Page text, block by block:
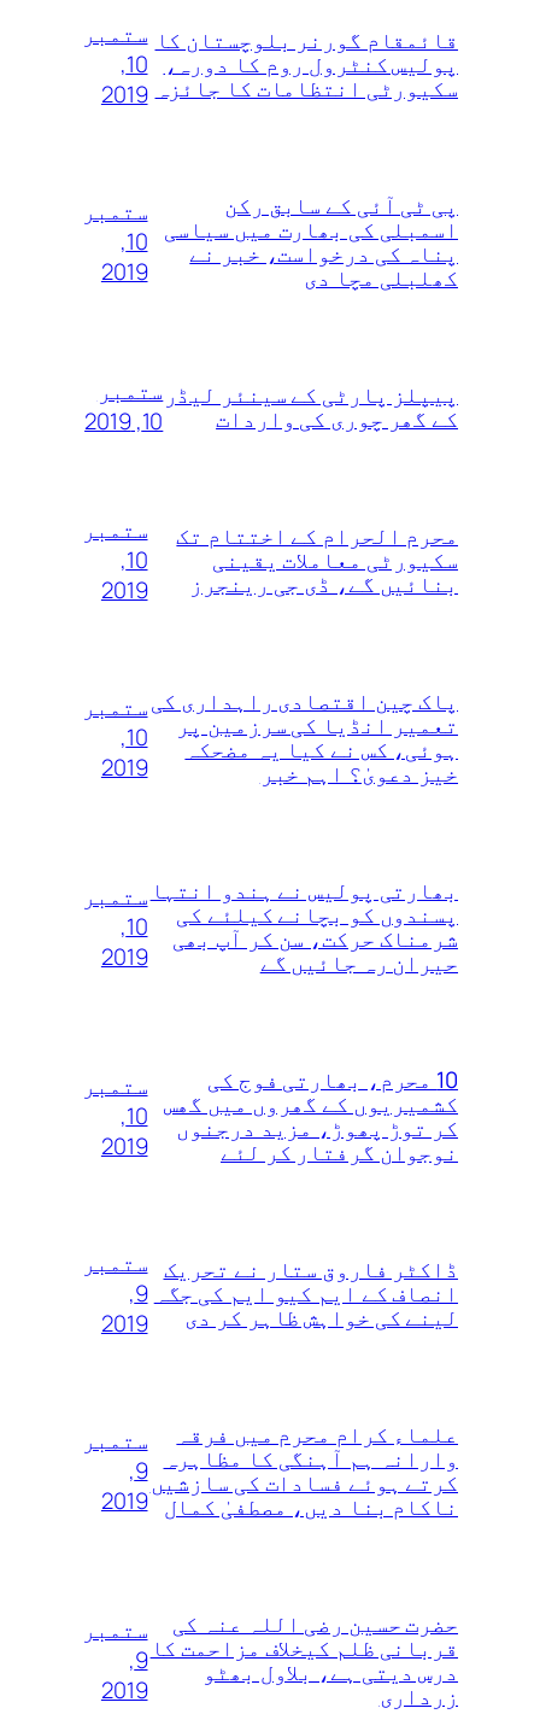
قائمقام گورنر بلوچستان کا
پولیس کنٹرول روم کا دورہ،
سکیورٹی انتظامات کا جائزہ
ستمبر
10,
2019
پی ٹی آئی کے سابق رکن
اسمبلی کی بھارت میں سیاسی
پناہ کی درخواست، خبر نے
کھلبلی مچا دی
ستمبر
10,
2019
پیپلز پارٹی کے سینئر لیڈر
کے گھر چوری کی واردات
ستمبر
10, 2019
محرم الحرام کے اختتام تک
سکیورٹی معاملات یقینی
بنائیں گے، ڈی جی رینجرز
ستمبر
10,
2019
پاک چین اقتصادی راہداری کی
تعمیر انڈیا کی سرزمین پر
ہوئی، کس نے کیا یہ مضحکہ
خیز دعویٰ؟ اہم خبر
ستمبر
10,
2019
بھارتی پولیس نے ہندو انتہا
پسندوں‌ کو بچانے کیلئے کی
شرمناک حرکت، سن کر آپ بھی
حیران رہ جائیں گے
ستمبر
10,
2019
10 محرم، بھارتی فوج کی
کشمیریوں کے گھروں‌ میں‌ گھس
کر توڑ‌ پھوڑ، مزید درجنوں‌
نوجوان گرفتار کر لئے
ستمبر
10,
2019
ڈاکٹر فاروق ستار نے تحریک
انصاف کے ایم کیو ایم کی جگہ
لینے کی خواہش ظاہر کر دی
ستمبر
9,
2019
علماء کرام محرم میں فرقہ
وارانہ ہم آہنگی کا مظاہرہ
کرتے ہوئے فسادات کی سازشیں
ناکام بنا دیں، مصطفیٰ کمال
ستمبر
9,
2019
حضرت حسین رضی اللہ عنہ کی
قربانی ظلم کیخلاف مزاحمت کا
درس دیتی ہے، بلاول بھٹو
زرداری
ستمبر
9,
2019